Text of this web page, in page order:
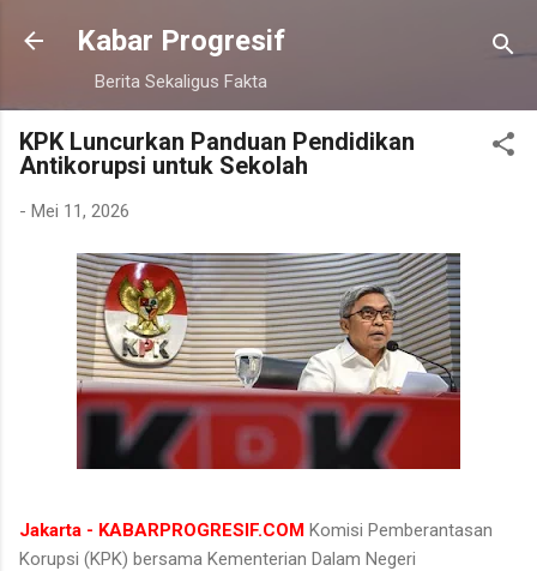
Langsung ke konten utama
Kabar Progresif
Berita Sekaligus Fakta
KPK Luncurkan Panduan Pendidikan
Antikorupsi untuk Sekolah
- Mei 11, 2026
Jakarta - KABARPROGRESIF.COM Komisi Pemberantasan
Korupsi (KPK) bersama Kementerian Dalam Negeri